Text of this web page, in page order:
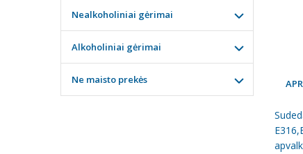
Nealkoholiniai gėrimai
Alkoholiniai gėrimai
Ne maisto prekės